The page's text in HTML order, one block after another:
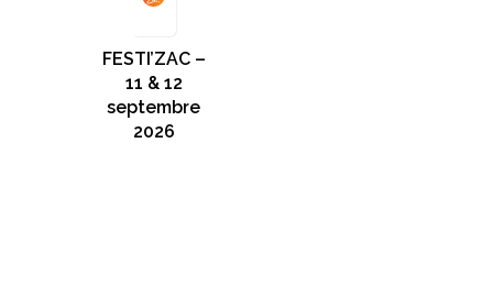
FESTI’ZAC –
11 & 12
septembre
2026